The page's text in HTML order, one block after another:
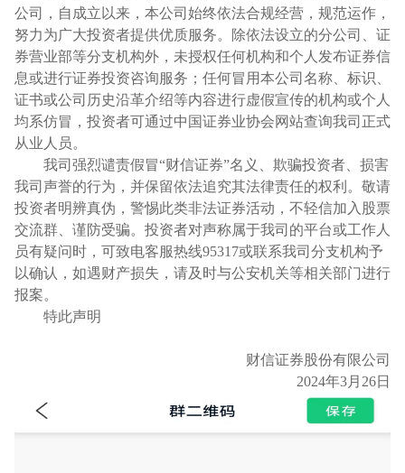
公司，自成立以来，本公司始终依法合规经营，规范运作，
努力为广大投资者提供优质服务。除依法设立的分公司、证
券营业部等分支机构外，未授权任何机构和个人发布证券信
息或进行证券投资咨询服务；任何冒用本公司名称、标识、
证书或公司历史沿革介绍等内容进行虚假宣传的机构或个人
均系仿冒，投资者可通过中国证券业协会网站查询我司正式
从业人员。
我司强烈谴责假冒“财信证券”名义、欺骗投资者、损害
我司声誉的行为，并保留依法追究其法律责任的权利。敬请
投资者明辨真伪，警惕此类非法证券活动，不轻信加入股票
交流群、谨防受骗。投资者对声称属于我司的平台或工作人
员有疑问时，可致电客服热线95317或联系我司分支机构予
以确认，如遇财产损失，请及时与公安机关等相关部门进行
报案。
特此声明
财信证券股份有限公司
2024年3月 26日